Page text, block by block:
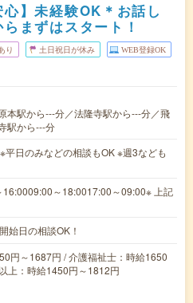
心】未経験OK＊お話し
まずはスタート！
り 土日祝日が休み WEB登録OK
本駅から---分／法隆寺駅から---分／飛
駅から---分
平日のみなどの相談もOK ※週3なども
16:0009:00～18:0017:00～09:00※ 上記
日の相談OK！
円～1687円 / 介護福祉士：時給1650
上：時給1450円～1812円